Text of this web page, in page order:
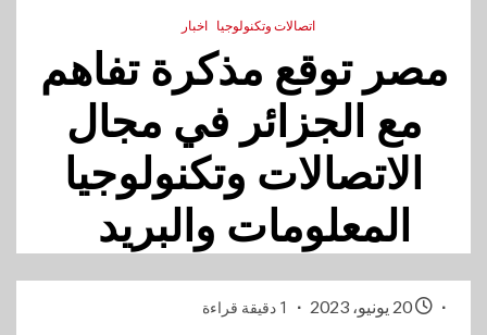
اتصالات وتكنولوجيا اخبار
مصر توقع مذكرة تفاهم
مع الجزائر في مجال
الاتصالات وتكنولوجيا
المعلومات والبريد
1 دقيقة قراءة